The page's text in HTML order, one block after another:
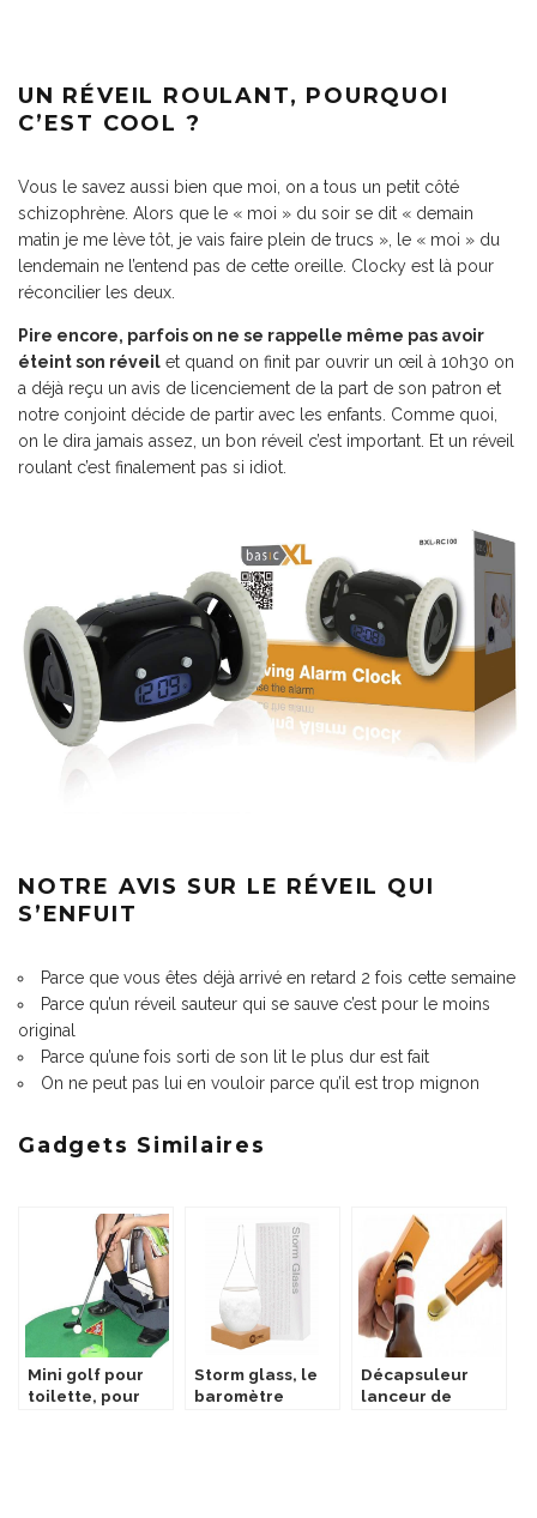
UN RÉVEIL ROULANT, POURQUOI
C’EST COOL ?
Vous le savez aussi bien que moi, on a tous un petit côté
schizophrène. Alors que le « moi » du soir se dit « demain
matin je me lève tôt, je vais faire plein de trucs », le « moi » du
lendemain ne l’entend pas de cette oreille. Clocky est là pour
réconcilier les deux.
Pire encore, parfois on ne se rappelle même pas avoir
éteint son réveil et quand on finit par ouvrir un œil à 10h30 on
a déjà reçu un avis de licenciement de la part de son patron et
notre conjoint décide de partir avec les enfants. Comme quoi,
on le dira jamais assez, un bon réveil c’est important. Et un réveil
roulant c’est finalement pas si idiot.
NOTRE AVIS SUR LE RÉVEIL QUI
S’ENFUIT
Parce que vous êtes déjà arrivé en retard 2 fois cette semaine
Parce qu’un réveil sauteur qui se sauve c’est pour le moins
original
Parce qu’une fois sorti de son lit le plus dur est fait
On ne peut pas lui en vouloir parce qu’il est trop mignon
Gadgets Similaires
Mini golf pour
toilette, pour
Storm glass, le
baromètre
Décapsuleur
lanceur de